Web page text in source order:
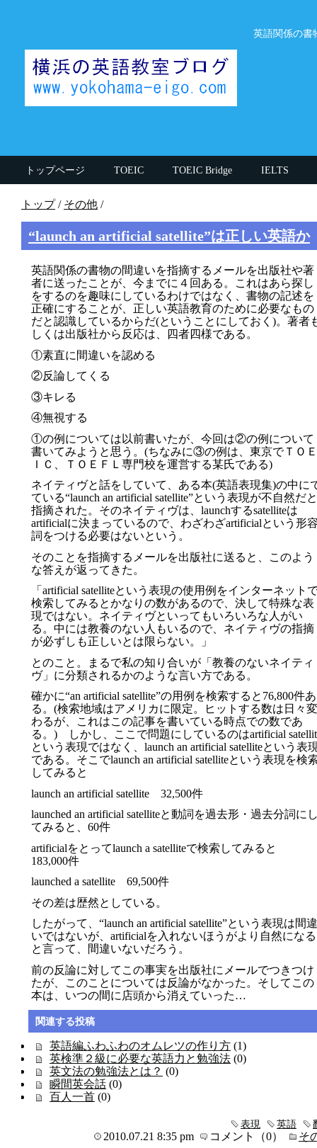
英語関係の書
トップ/ その他 /
“launch an artificial satellite”は正しい英語か
英語関係の書物の間違いを指摘するメールを出版社や著
者に送ったことが、今までに４回ある。これはあら探し
をするのを趣味にしているわけではなく、書物の記述を
正確にすることが、正しい英語教育のために必要なもの
だと認識しているからだ(ということにしておく)。著者
しくは出版社から反応は、四者四様である。
①素直に間違いを認める
②反論してくる
③キレる
④無視する
①の例については以前書いたが、今回は②の例について
書いてみようと思う。(ちなみに③の例は、東京でＴＯ
ＩＣ、ＴＯＥＦＬ専門校を運営する某氏である)
ネイティヴと話をしていて、ある本(英語表現集)の中に
ている“launch an artificial satellite”という表現が不自然だ
指摘された。そのネイティヴは、launchするsatelliteは
artificialに決まっているので、わざわざartificialという形
詞をつける必要はないという。
そのことを指摘するメールを出版社に送ると、このよう
な答えが返ってきた。
「artificial satelliteという表現の使用例をインターネット
検索してみるとかなりの数があるので、決して特殊な表
現ではない。ネイティヴといってもいろいろな人がい
る。中には教養のない人もいるので、ネイティヴの指摘
が必ずしも正しいとは限らない。」
とのこと。まるで私の知り合いが「教養のないネイティ
ヴ」に分類されるかのような言い方である。
確かに“an artificial satellite”の用例を検索すると76,800件あ
る。(検索地域はアメリカに限定。ヒットする数は日々
わるが、これはこの記事を書いている時点での数であ
る。) しかし、ここで問題にしているのはartificial
という表現ではなく、launch an artificial satelliteという表
である。そこでlaunch an artificial satelliteという表現を検
してみると
launch an artificial satellite 32,500件
launched an artificial satelliteと動詞を過去形・過去分詞に
てみると、60件
artificialをとってlaunch a satelliteで検索してみると
183,000件
launched a satellite 69,500件
その差は歴然としている。
したがって、“launch an artificial satellite”という表現は間
いではないが、artificialを入れないほうがより自然になる
と言って、間違いないだろう。
前の反論に対してこの事実を出版社にメールでつきつけ
たが、このことについては反論がなかった。そしてこの
本は、いつの間に店頭から消えていった…
関連する投稿
英語編ふわふわのオムレツの作り方 (1)
英検準２級に必要な英語力と勉強法 (0)
英文法の勉強法とは？ (0)
瞬間英会話 (0)
百人一首 (0)
英語
表現
2010.07.21 8:35 pm コメント（0） そ
トップページ TOEIC TOEIC Bridge IELTS
思うこと 英検
英大学院卒講師